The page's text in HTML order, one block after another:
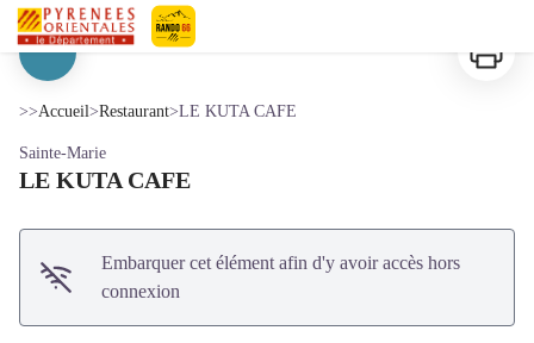
LE KUTA CAFE
>>Accueil>Restaurant>LE KUTA CAFE
Sainte-Marie
LE KUTA CAFE
Embarquer cet élément afin d'y avoir accès hors
connexion